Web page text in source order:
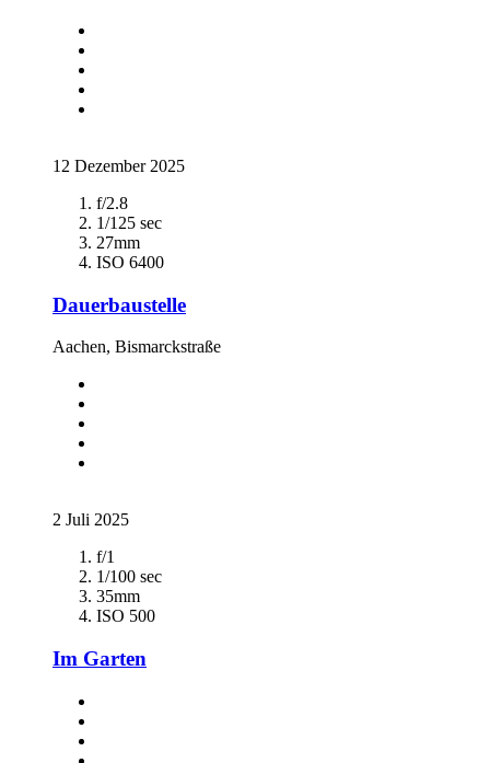
12 Dezember 2025
f/2.8
1/125 sec
27mm
ISO 6400
Dauerbaustelle
Aachen, Bismarckstraße
2 Juli 2025
f/1
1/100 sec
35mm
ISO 500
Im Garten